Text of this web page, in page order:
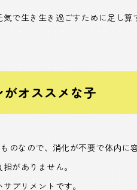
生き生き過ごすために足し算
オススメな子
なので、消化が不要で体内に
がありません。
プリメントです。